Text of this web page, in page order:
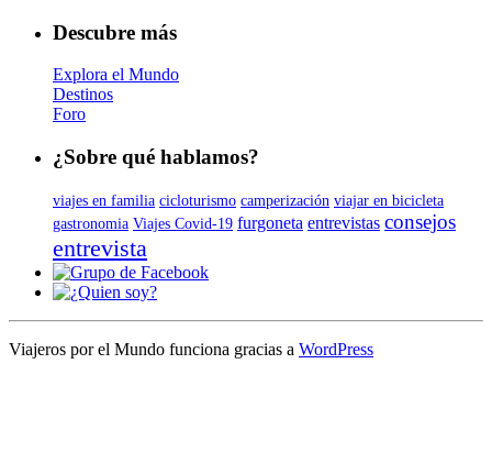
Descubre más
Explora el Mundo
Destinos
Foro
¿Sobre qué hablamos?
viajes en familia cicloturismo camperización viajar en bicicleta
gastronomia Viajes Covid-19 furgoneta entrevistas consejos
entrevista
Viajeros por el Mundo funciona gracias a WordPress